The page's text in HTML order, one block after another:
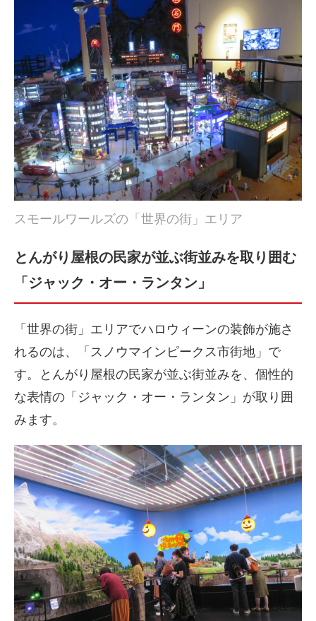
スモールワールズの「世界の街」エリア
とんがり屋根の民家が並ぶ街並みを取り囲む
「ジャック・オー・ランタン」
「世界の街」エリアでハロウィーンの装飾が施さ
れるのは、「スノウマインピークス市街地」で
す。とんがり屋根の民家が並ぶ街並みを、個性的
な表情の「ジャック・オー・ランタン」が取り囲
みます。